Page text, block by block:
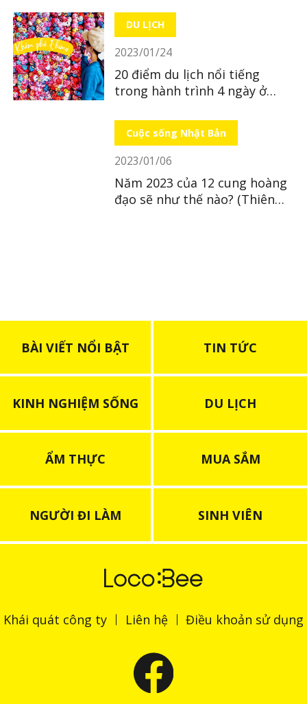
DU LỊCH
2023/01/24
20 điểm du lịch nổi tiếng
trong hành trình 4 ngày ở
Cuộc sống Nhật Bản
2023/01/06
Năm 2023 của 12 cung hoàng
đạo sẽ như thế nào? (Thiên
BÀI VIẾT NỔI BẬT TIN TỨC
KINH NGHIỆM SỐNG DU LỊCH
ẨM THỰC MUA SẮM
NGƯỜI ĐI LÀM SINH VIÊN
Khái quát công ty Liên hệ Điều khoản sử dụng